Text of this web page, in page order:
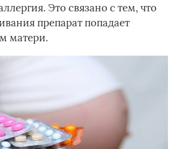
Это связано с тем, что
препарат попадает
матери.